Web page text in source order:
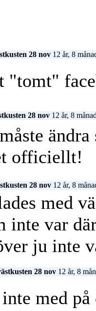
28 nov 12 år, 8
"tomt"
28 nov 12 år, 8
officiellt!
28 nov 12 år, 8
med
inte var
ju inte
28 nov 12 år, 8
med